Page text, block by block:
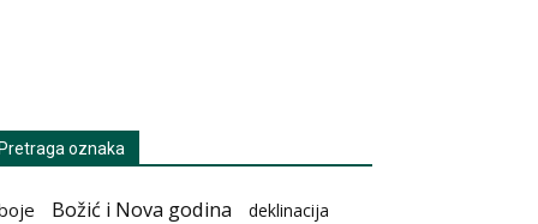
Pretraga oznaka
Božić i Nova godina deklinacija